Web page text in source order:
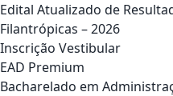
Edital Atualizado de
Filantrópicas – 2026
Inscrição Vestibular
EAD Premium
Bacharelado em